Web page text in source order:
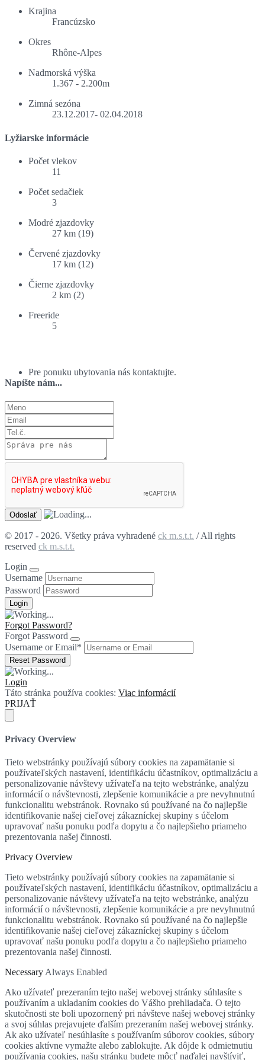
Krajina
Francúzsko
Okres
Rhône-Alpes
Nadmorská výška
1.367 - 2.200m
Zimná sezóna
23.12.2017- 02.04.2018
Lyžiarske informácie
Počet vlekov
11
Počet sedačiek
3
Modré zjazdovky
27 km (19)
Červené zjazdovky
17 km (12)
Čierne zjazdovky
2 km (2)
Freeride
5
Pre ponuku ubytovania nás kontaktujte.
Napíšte nám...
© 2017 - 2026. Všetky práva vyhradené ck m.s.t.t. / All rights
reserved ck m.s.t.t.
Login
Username
Password
Forgot Password?
Forgot Password
Username or Email*
Login
Táto stránka používa cookies: Viac informácií
PRIJAŤ
Privacy Overview
Tieto webstránky používajú súbory cookies na zapamätanie si
používateľských nastavení, identifikáciu účastníkov, optimalizáciu a
personalizovanie návštevy užívateľa na tejto webstránke, analýzu
informácií o návštevnosti, zlepšenie komunikácie a pre nevyhnutnú
funkcionalitu webstránok. Rovnako sú používané na čo najlepšie
identifikovanie našej cieľovej zákazníckej skupiny s účelom
upravovať našu ponuku podľa dopytu a čo najlepšieho priameho
prezentovania našej činnosti.
Privacy Overview
Tieto webstránky používajú súbory cookies na zapamätanie si
používateľských nastavení, identifikáciu účastníkov, optimalizáciu a
personalizovanie návštevy užívateľa na tejto webstránke, analýzu
informácií o návštevnosti, zlepšenie komunikácie a pre nevyhnutnú
funkcionalitu webstránok. Rovnako sú používané na čo najlepšie
identifikovanie našej cieľovej zákazníckej skupiny s účelom
upravovať našu ponuku podľa dopytu a čo najlepšieho priameho
prezentovania našej činnosti.
Necessary Always Enabled
Ako užívateľ prezeraním tejto našej webovej stránky súhlasíte s
používaním a ukladaním cookies do Vášho prehliadača. O tejto
skutočnosti ste boli upozornený pri návšteve našej webovej stránky
a svoj súhlas prejavujete ďalším prezeraním našej webovej stránky.
Ak ako užívateľ nesúhlasíte s používaním súborov cookies, súbory
cookies aktívne vymažte alebo zablokujte. Ak dôjde k odmietnutiu
používania cookies, našu stránku budete môcť naďalej navštíviť,